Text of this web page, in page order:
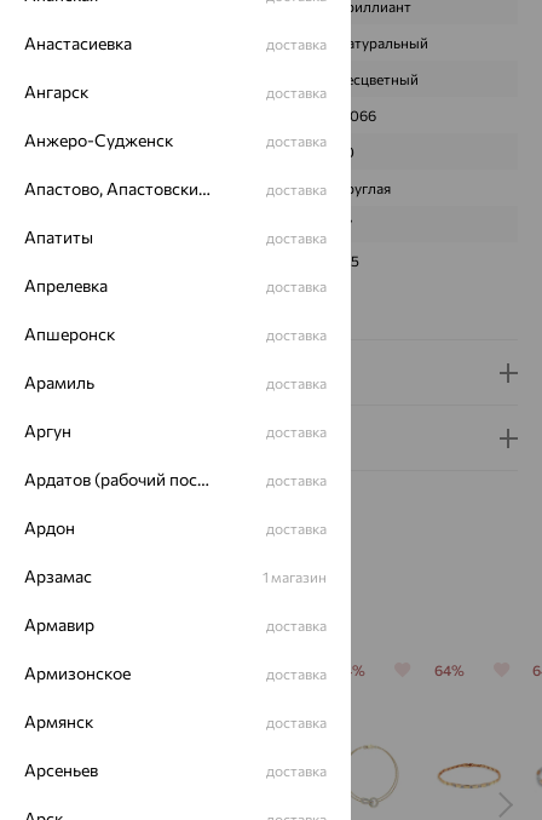
ВИД КАМНЯ Бриллиант
ПРОИСХОЖДЕНИЕ Натуральный
Бесцветный
0,066
КОЛИЧЕСТВО 20
ФОРМА ОГРАНКИ Круглая
57
4/5
Доставка и оплата
Гарантия и возврат
64% 64% 64%
Анастасиевка доставка
Ангарск доставка
Анжеро-Судженск доставка
Апастово, Апастовский район доставка
Апатиты доставка
Апрелевка доставка
Апшеронск доставка
Арамиль доставка
Аргун доставка
Ардатов (рабочий поселок) доставка
Ардон доставка
Арзамас 1 магазин
Армавир доставка
Армизонское доставка
Армянск доставка
Арсеньев доставка